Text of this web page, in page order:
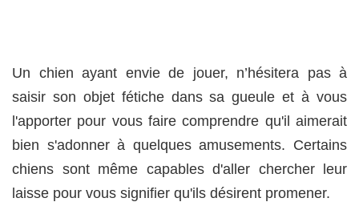
Un chien ayant envie de jouer, n’hésitera pas à
saisir son objet fétiche dans sa gueule et à vous
l'apporter pour vous faire comprendre qu'il aimerait
bien s'adonner à quelques amusements. Certains
chiens sont même capables d'aller chercher leur
laisse pour vous signifier qu'ils désirent promener.